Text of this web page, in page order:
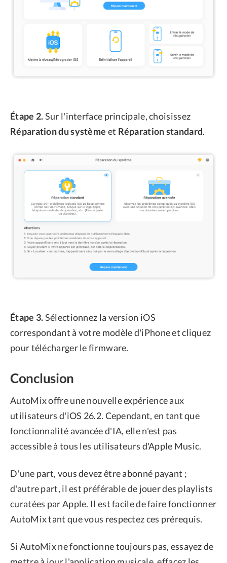
Étape 2.Sur l'interface principale, choisissez
Réparation du système et Réparation standard.
Étape 3.Sélectionnez la version iOS
correspondant à votre modèle d'iPhone et cliquez
pour télécharger le firmware.
Conclusion
AutoMix offre une nouvelle expérience aux
utilisateurs d'iOS 26.2. Cependant, en tant que
fonctionnalité avancée d'IA, elle n'est pas
accessible à tous les utilisateurs d'Apple Music.
D'une part, vous devez être abonné payant ;
d'autre part, il est préférable de jouer des playlists
curatées par Apple. Il est facile de faire fonctionner
AutoMix tant que vous respectez ces prérequis.
Si AutoMix ne fonctionne toujours pas, essayez de